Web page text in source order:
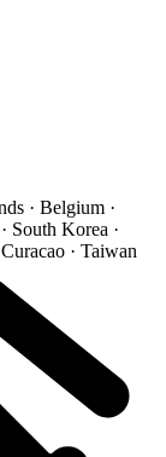
· Belgium ·
South Korea ·
· Taiwan